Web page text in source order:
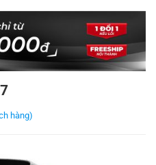
hàng)